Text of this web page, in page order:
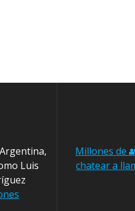
Luis
Millones de
chatear a